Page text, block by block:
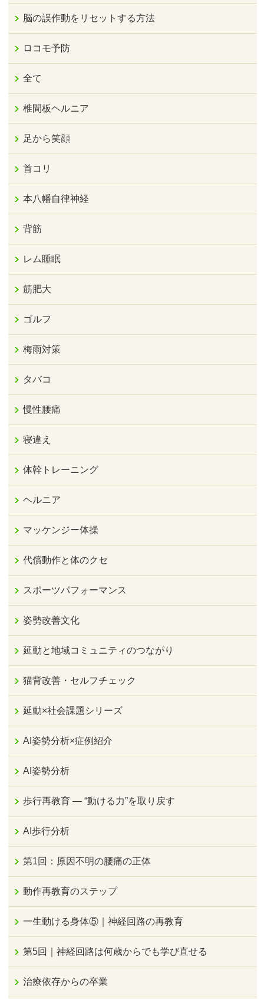
脳の誤作動をリセットする方法
ロコモ予防
全て
椎間板ヘルニア
足から笑顔
首コリ
本八幡自律神経
背筋
レム睡眠
筋肥大
ゴルフ
梅雨対策
タバコ
慢性腰痛
寝違え
体幹トレーニング
ヘルニア
マッケンジー体操
代償動作と体のクセ
スポーツパフォーマンス
姿勢改善文化
延動と地域コミュニティのつながり
猫背改善・セルフチェック
延動×社会課題シリーズ
AI姿勢分析×症例紹介
AI姿勢分析
歩行再教育 ― “動ける力”を取り戻す
AI歩行分析
第1回：原因不明の腰痛の正体
動作再教育のステップ
一生動ける身体⑤｜神経回路の再教育
第5回｜神経回路は何歳からでも学び直せる
治療依存からの卒業